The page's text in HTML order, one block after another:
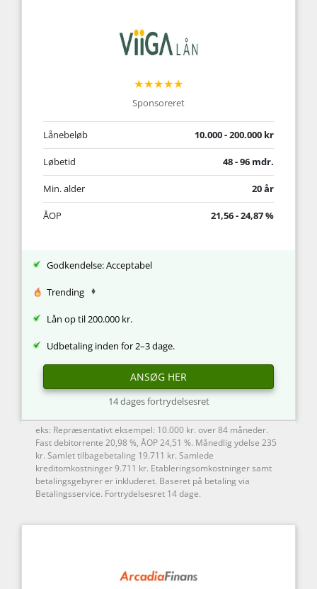
★★★★★
Sponsoreret
Lånebeløb 10.000 - 200.000 kr
Løbetid 48 - 96 mdr.
Min. alder 20 år
ÅOP 21,56 - 24,87 %
Godkendelse: Acceptabel
Trending
Lån op til 200.000 kr.
Udbetaling inden for 2–3 dage.
ANSØG HER
14 dages fortrydelsesret
eks: Repræsentativt eksempel: 10.000 kr. over 84 måneder.
Fast debitorrente 20,98 %, ÅOP 24,51 %. Månedlig ydelse 235
kr. Samlet tilbagebetaling 19.711 kr. Samlede
kreditomkostninger 9.711 kr. Etableringsomkostninger samt
betalingsgebyrer er inkluderet. Baseret på betaling via
Betalingsservice. Fortrydelsesret 14 dage.